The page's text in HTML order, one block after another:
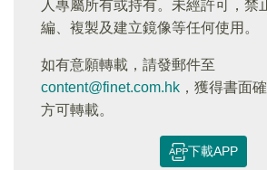
人專屬所有或持有。未經許可，禁
編、複製及建立鏡像等任何使用。
如有意願轉載，請發郵件至
content@finet.com.hk ，獲得書面
方可轉載。
下載APP